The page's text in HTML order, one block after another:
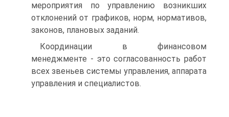
мероприятия по управ­лению возникших
отклонений от графиков, норм, нормативов,
законов, плановых заданий.
Координации в финансовом
менеджменте - это согласованность работ
всех звеньев системы управления, аппарата
управления и специалистов.